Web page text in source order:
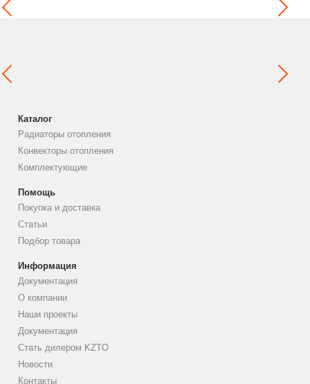
Каталог
Радиаторы отопления
Конвекторы отопления
Комплектующие
Помощь
Покупка и доставка
Статьи
Подбор товара
Информация
Документация
О компании
Наши проекты
Документация
Стать дилером KZTO
Новости
Контакты